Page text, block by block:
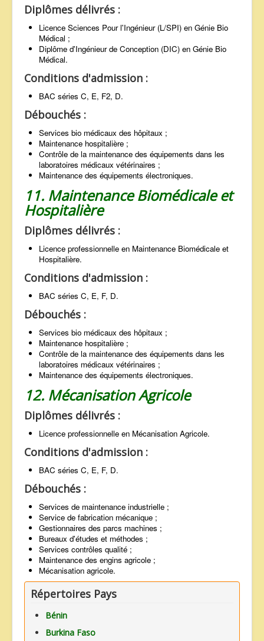
Diplômes délivrés :
Licence Sciences Pour l'Ingénieur (L/SPI) en Génie Bio
Médical ;
Diplôme d'Ingénieur de Conception (DIC) en Génie Bio
Médical.
Conditions d'admission :
BAC séries C, E, F2, D.
Débouchés :
Services bio médicaux des hôpitaux ;
Maintenance hospitalière ;
Contrôle de la maintenance des équipements dans les
laboratoires médicaux vétérinaires ;
Maintenance des équipements électroniques.
11. Maintenance Biomédicale et
Hospitalière
Diplômes délivrés :
Licence professionnelle en Maintenance Biomédicale et
Hospitalière.
Conditions d'admission :
BAC séries C, E, F, D.
Débouchés :
Services bio médicaux des hôpitaux ;
Maintenance hospitalière ;
Contrôle de la maintenance des équipements dans les
laboratoires médicaux vétérinaires ;
Maintenance des équipements électroniques.
12. Mécanisation Agricole
Diplômes délivrés :
Licence professionnelle en Mécanisation Agricole.
Conditions d'admission :
BAC séries C, E, F, D.
Débouchés :
Services de maintenance industrielle ;
Service de fabrication mécanique ;
Gestionnaires des parcs machines ;
Bureaux d'études et méthodes ;
Services contrôles qualité ;
Maintenance des engins agricole ;
Mécanisation agricole.
Répertoires Pays
Bénin
Burkina Faso